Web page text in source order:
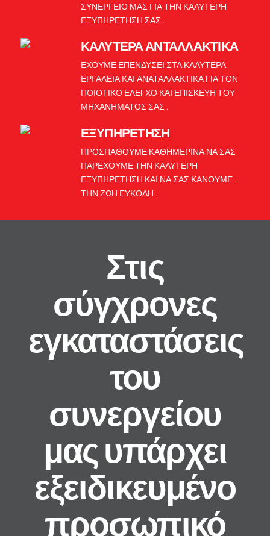
ΣΥΝΕΡΓΕΙΟ ΜΑΣ ΓΙΑ ΤΗΝ ΚΑΛΥΤΕΡΗ
ΕΞΥΠΗΡΕΤΗΣΗ ΣΑΣ .
ΚΑΛΥΤΕΡΑ ΑΝΤΑΛΛΑΚΤΙΚΑ
ΕΧΟΥΜΕ ΕΠΕΝΔΥΣΕΙ ΣΤΑ ΚΑΛΥΤΕΡΑ
ΕΡΓΑΛΕΙΑ ΚΑΙ ΑΝΑΤΑΛΛΑΚΤΙΚΑ ΓΙΑ ΤΟΝ
ΠΟΙΟΤΙΚΟ ΕΛΕΓΧΟ ΚΑΙ ΕΠΙΣΚΕΥΗ ΤΟΥ
ΜΗΧΑΝΗΜΑΤΟΣ ΣΑΣ .
ΕΞΥΠΗΡΕΤΗΣΗ
ΠΡΟΣΠΑΘΟΥΜΕ ΚΑΘΗΜΕΡΙΝΑ ΝΑ ΣΑΣ
ΠΑΡΕΧΟΥΜΕ ΤΗΝ ΚΑΛΥΤΕΡΗ
ΕΞΥΠΗΡΕΤΗΣΗ ΚΑΙ ΝΑ ΣΑΣ ΚΑΝΟΥΜΕ
ΤΗΝ ΖΩΗ ΕΥΚΟΛΗ .
Στις
σύγχρονες
εγκαταστάσεις
του
συνεργείου
μας υπάρχει
εξειδικευμένο
προσωπικό